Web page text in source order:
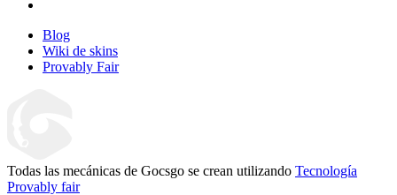
Blog
Wiki de skins
Provably Fair
Todas las mecánicas de Gocsgo se crean utilizando Tecnología
Provably fair